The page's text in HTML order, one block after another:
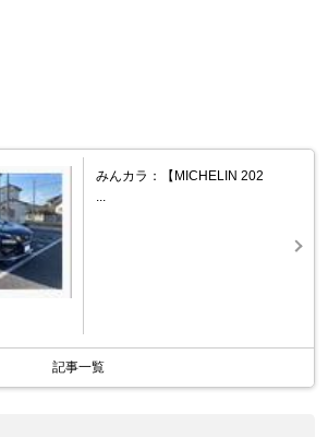
みんカラ：【MICHELIN 202
...
記事一覧